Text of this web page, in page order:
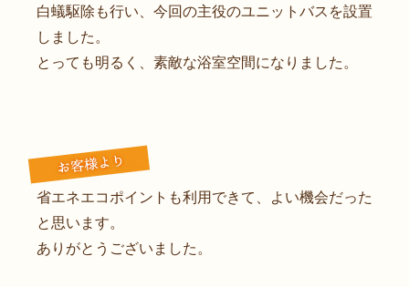
白蟻駆除も行い、今回の主役のユニットバスを設置
しました。
とっても明るく、素敵な浴室空間になりました。
省エネエコポイントも利用できて、よい機会だった
と思います。
ありがとうございました。